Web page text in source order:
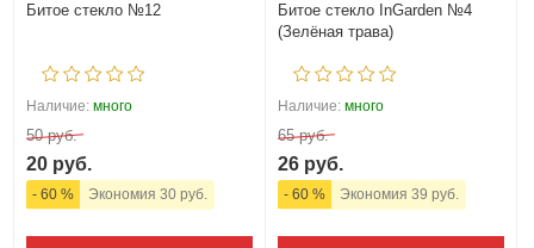
Битое стекло №12
Наличие: много
50 руб.
20 руб.
- 60 % Экономия 30 руб.
Битое стекло InGarden №4
(Зелёная трава)
Наличие: много
65 руб.
26 руб.
- 60 % Экономия 39 руб.